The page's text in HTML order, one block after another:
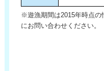
※遊漁期間は2015年時点の
にお問い合わせください。